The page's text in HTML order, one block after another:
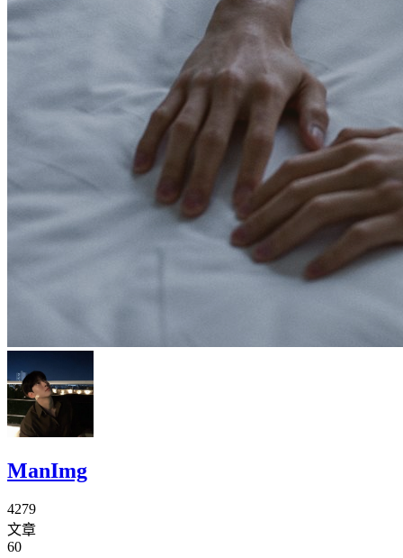
ManImg
4279
文章
60